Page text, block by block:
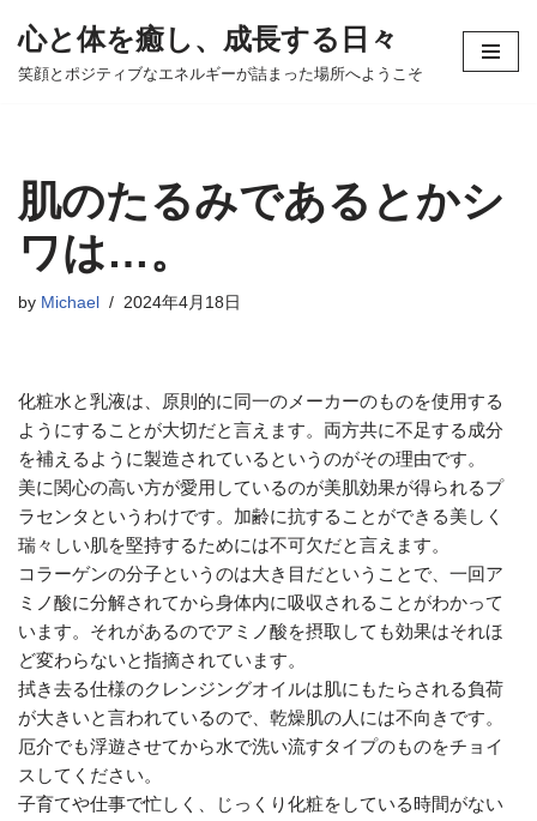
コ
ツ
へ
ス
ッ
心と体を癒し、成長する日々
笑顔とポジティブなエネルギーが詰まった場所へようこそ
肌のたるみであるとかシ
ワは…。
by Michael 2024年4月18日
化粧水と乳液は、原則的に同一のメーカーのものを使用する
ようにすることが大切だと言えます。両方共に不足する成分
を補えるように製造されているというのがその理由です。
美に関心の高い方が愛用しているのが美肌効果が得られるプ
ラセンタというわけです。加齢に抗することができる美しく
瑞々しい肌を堅持するためには不可欠だと言えます。
コラーゲンの分子というのは大き目だということで、一回ア
ミノ酸に分解されてから身体内に吸収されることがわかって
います。それがあるのでアミノ酸を摂取しても効果はそれほ
ど変わらないと指摘されています。
拭き去る仕様のクレンジングオイルは肌にもたらされる負荷
が大きいと言われているので、乾燥肌の人には不向きです。
厄介でも浮遊させてから水で洗い流すタイプのものをチョイ
スしてください。
子育てや仕事で忙しく、じっくり化粧をしている時間がない